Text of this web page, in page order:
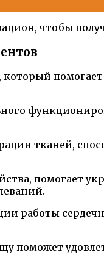
чтобы
тканей,
помогает
работы
поможет